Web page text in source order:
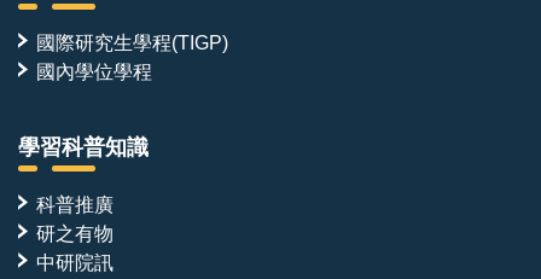
國際研究生學程(TIGP)
國內學位學程
學習科普知識
科普推廣
研之有物
中研院訊